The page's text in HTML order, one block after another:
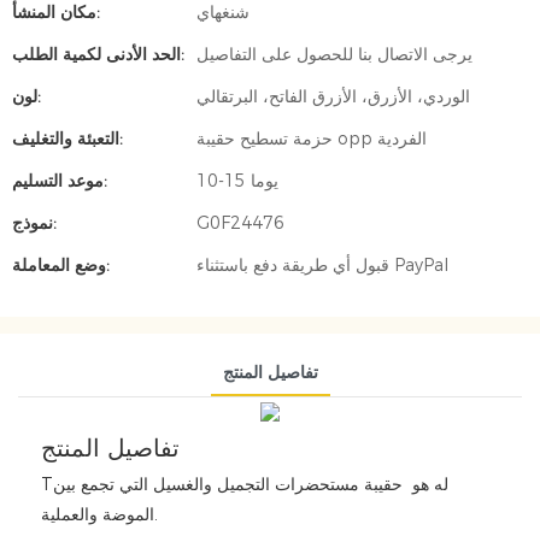
مكان المنشأ:
شنغهاي
الحد الأدنى لكمية الطلب:
يرجى الاتصال بنا للحصول على التفاصيل
لون:
الوردي، الأزرق، الأزرق الفاتح، البرتقالي
التعبئة والتغليف:
حزمة تسطيح حقيبة opp الفردية
موعد التسليم:
10-15 يوما
نموذج:
G0F24476
وضع المعاملة:
قبول أي طريقة دفع باستثناء PayPal
تفاصيل المنتج
تفاصيل المنتج
Tله هو حقيبة مستحضرات التجميل والغسيل التي تجمع بين
الموضة والعملية.